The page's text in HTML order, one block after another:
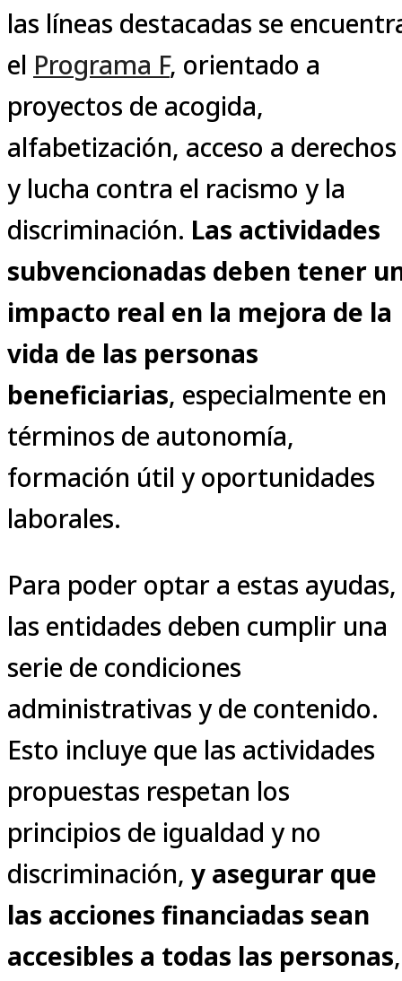
las líneas destacadas se
el Programa F, orientado a
proyectos de acogida,
alfabetización, acceso a derechos
y lucha contra el racismo y la
discriminación. Las actividades
subvencionadas deben tener
impacto real en la mejora de la
vida de las personas
beneficiarias, especialmente en
términos de autonomía,
formación útil y oportunidades
laborales.
Para poder optar a estas ayudas,
las entidades deben cumplir una
serie de condiciones
administrativas y de contenido.
Esto incluye que las actividades
propuestas respetan los
principios de igualdad y no
discriminación, y asegurar que
las acciones financiadas sean
accesibles a todas las personas,